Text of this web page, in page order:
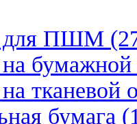
для ПШМ
бумажной
тканевой
бумага